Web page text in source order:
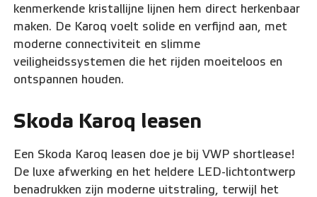
kenmerkende kristallijne lijnen hem direct herkenbaar
maken. De Karoq voelt solide en verfijnd aan, met
moderne connectiviteit en slimme
veiligheidssystemen die het rijden moeiteloos en
ontspannen houden.
Skoda Karoq leasen
Een Skoda Karoq leasen doe je bij VWP shortlease!
De luxe afwerking en het heldere LED-lichtontwerp
benadrukken zijn moderne uitstraling, terwijl het